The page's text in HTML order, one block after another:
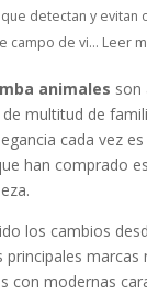
detectan y evitan
campo de vi... Leer
animales son
multitud de
cada vez
han comprado
los cambios
principales marcas
con modernas